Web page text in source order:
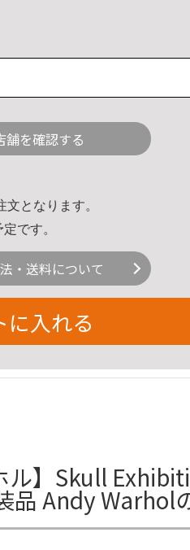
舗を確認する
となります。
です。
・送料について
に入れる
ル】Skull
Andy Warhol